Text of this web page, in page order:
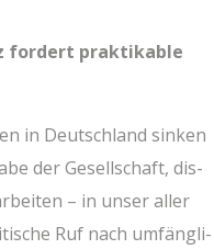
for­dert prak­ti­ka­ble
in Deutsch­land sin­ken
der Gesell­schaft, dis­
– in unser aller
Ruf nach umfäng­li­